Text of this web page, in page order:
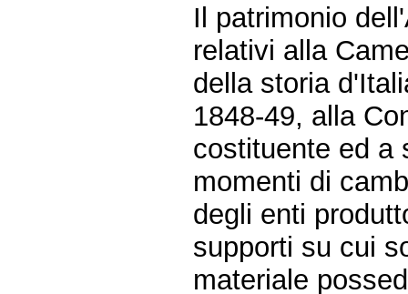
Il patrimonio
relativi alla
della storia
1848-49, alla
costituente ed a
momenti di
degli enti
supporti su cui
materiale